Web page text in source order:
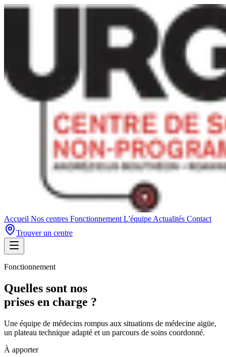
Accueil Nos centres Fonctionnement L'équipe Actualités Contact
Trouver un centre
Fonctionnement
Quelles sont nos
prises en charge ?
Une équipe de médecins rompus aux situations de médecine aigüe,
un plateau technique adapté et un parcours de soins coordonné.
À apporter